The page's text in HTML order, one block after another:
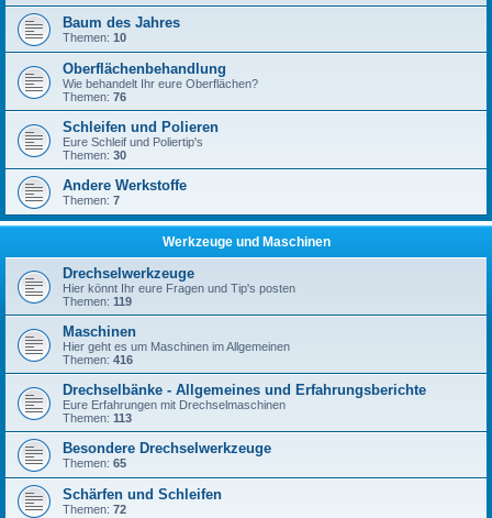
Baum des Jahres
Themen: 10
Oberflächenbehandlung
Wie behandelt Ihr eure Oberflächen?
Themen: 76
Schleifen und Polieren
Eure Schleif und Poliertip's
Themen: 30
Andere Werkstoffe
Themen: 7
Werkzeuge und Maschinen
Drechselwerkzeuge
Hier könnt Ihr eure Fragen und Tip's posten
Themen: 119
Maschinen
Hier geht es um Maschinen im Allgemeinen
Themen: 416
Drechselbänke - Allgemeines und Erfahrungsberichte
Eure Erfahrungen mit Drechselmaschinen
Themen: 113
Besondere Drechselwerkzeuge
Themen: 65
Schärfen und Schleifen
Themen: 72